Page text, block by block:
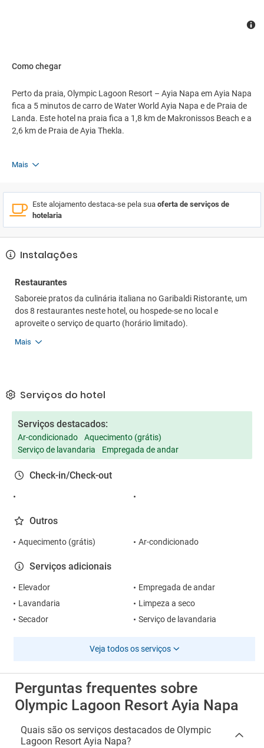
Como chegar
Perto da praia, Olympic Lagoon Resort – Ayia Napa em Ayia Napa
fica a 5 minutos de carro de Water World Ayia Napa e de Praia de
Landa. Este hotel na praia fica a 1,8 km de Makronissos Beach e a
2,6 km de Praia de Ayia Thekla.
Mais
Este alojamento destaca-se pela sua oferta de serviços de
hotelaria
Instalações
Restaurantes
Saboreie pratos da culinária italiana no Garibaldi Ristorante, um
dos 8 restaurantes neste hotel, ou hospede-se no local e
aproveite o serviço de quarto (horário limitado).
Mais
Serviços do hotel
Serviços destacados:
Ar-condicionado
Aquecimento (grátis)
Serviço de lavandaria
Empregada de andar
Check-in/Check-out
Outros
Aquecimento (grátis) Ar-condicionado
Serviços adicionais
Elevador
Empregada de andar
Lavandaria
Limpeza a seco
Secador
Serviço de lavandaria
Veja todos os serviços
Perguntas frequentes sobre
Olympic Lagoon Resort Ayia Napa
Quais são os serviços destacados de Olympic
Lagoon Resort Ayia Napa?